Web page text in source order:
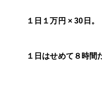
１日１万円 × 30日。
１日はせめて８時間